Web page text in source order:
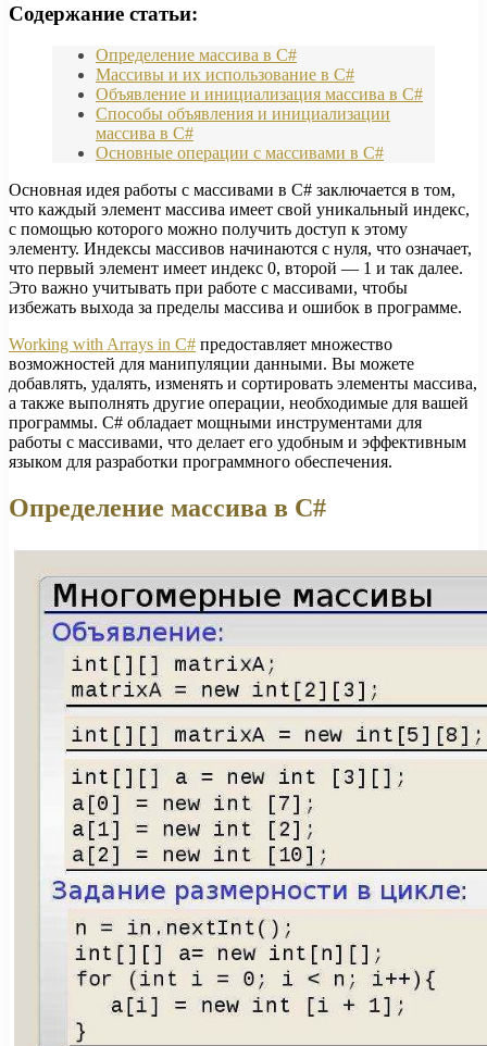
Содержание статьи:
Определение массива в C#
Массивы и их использование в C#
Объявление и инициализация массива в C#
Способы объявления и инициализации
массива в C#
Основные операции с массивами в C#
Основная идея работы с массивами в C# заключается в том,
что каждый элемент массива имеет свой уникальный индекс,
с помощью которого можно получить доступ к этому
элементу. Индексы массивов начинаются с нуля, что означает,
что первый элемент имеет индекс 0, второй — 1 и так далее.
Это важно учитывать при работе с массивами, чтобы
избежать выхода за пределы массива и ошибок в программе.
Working with Arrays in C# предоставляет множество
возможностей для манипуляции данными. Вы можете
добавлять, удалять, изменять и сортировать элементы массива,
а также выполнять другие операции, необходимые для вашей
программы. C# обладает мощными инструментами для
работы с массивами, что делает его удобным и эффективным
языком для разработки программного обеспечения.
Определение массива в C#